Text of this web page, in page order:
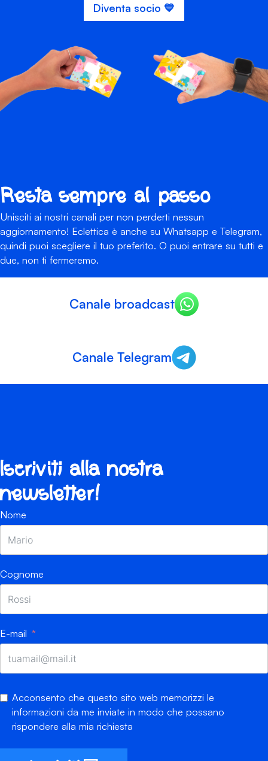
Diventa socio 💙
Resta sempre al passo
Unisciti ai nostri canali per non perderti nessun
aggiornamento! Eclettica è anche su Whatsapp e Telegram,
quindi puoi scegliere il tuo preferito. O puoi entrare su tutti e
due, non ti fermeremo.
Canale broadcast
Canale Telegram
Iscriviti alla nostra
newsletter!
Nome
Cognome
E-mail
Acconsento che questo sito web memorizzi le
informazioni da me inviate in modo che possano
rispondere alla mia richiesta